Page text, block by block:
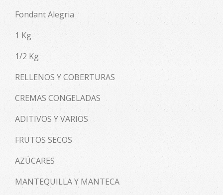
Fondant Alegria
1 Kg
1/2 Kg
RELLENOS Y COBERTURAS
CREMAS CONGELADAS
ADITIVOS Y VARIOS
FRUTOS SECOS
AZÚCARES
MANTEQUILLA Y MANTECA